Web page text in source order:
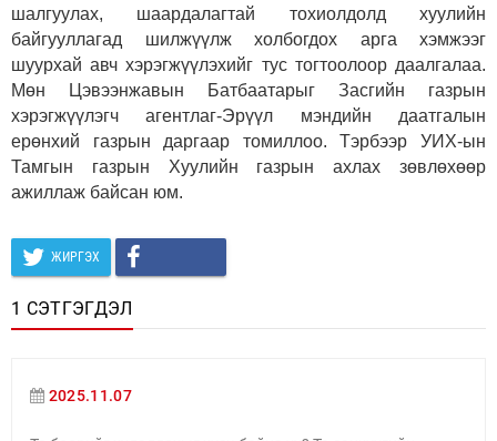
шалгуулах, шаардалагтай тохиолдолд хуулийн
байгууллагад шилжүүлж холбогдох арга хэмжээг
шуурхай авч хэрэгжүүлэхийг тус тогтоолоор даалгалаа.
Мөн Цэвээнжавын Батбаатарыг Засгийн газрын
хэрэгжүүлэгч агентлаг-Эрүүл мэндийн даатгалын
ерөнхий газрын даргаар томиллоо. Тэрбээр УИХ-ын
Тамгын газрын Хуулийн газрын ахлах зөвлөхөөр
ажиллаж байсан юм.
ЖИРГЭХ
1 СЭТГЭГДЭЛ
2025.11.07